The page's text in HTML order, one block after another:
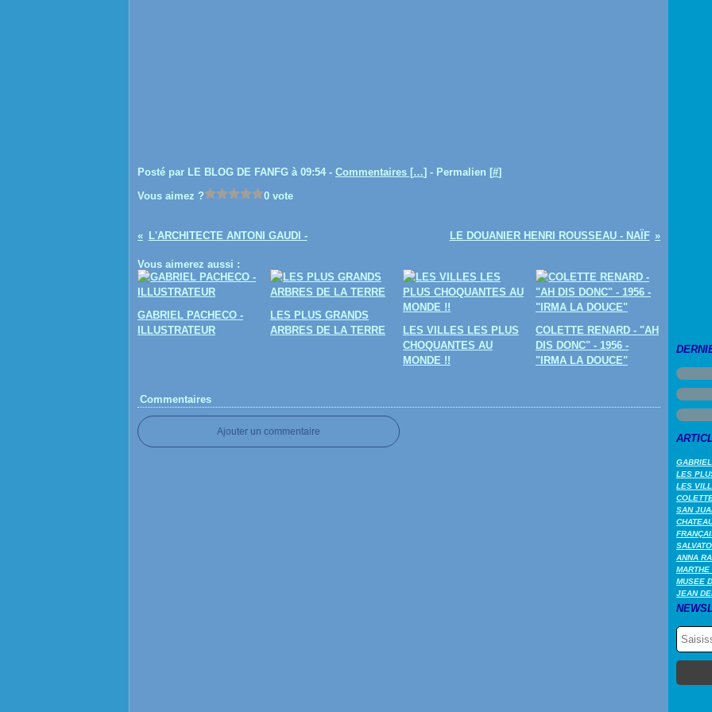
Posté par LE BLOG DE FANFG à 09:54 - Commentaires […] - Permalien [#]
Vous aimez ?
0 vote
L'ARCHITECTE ANTONI GAUDI - LE DOUANIER HENRI ROUSSEAU - NAÏF
Vous aimerez aussi :
GABRIEL PACHECO -
ILLUSTRATEUR
LES PLUS GRANDS
ARBRES DE LA TERRE
LES VILLES LES PLUS
CHOQUANTES AU
MONDE !!
COLETTE RENARD - "AH
DIS DONC" - 1956 -
"IRMA LA DOUCE"
Commentaires
Ajouter un commentaire
LES
LES
SAN
ANNA
MUSEE
JEAN